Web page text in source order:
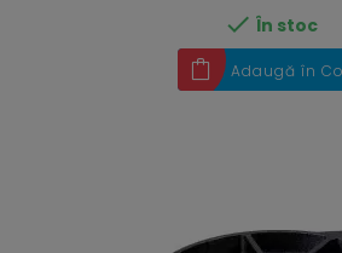
 În stoc
Adaugă în